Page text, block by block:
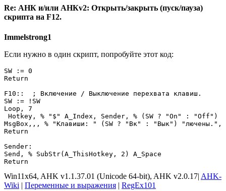
Re: АНК и/или АНКv2: Открыть/закрыть (пуск/пауза)
скрипта на F12.
Immelstrong1
Если нужно в один скрипт, попробуйте этот код:
SW := 0
Return
F10::  ; Включение / Выключение перехвата клавиш.
SW := !SW
Loop, 7
Hotkey, % "$" A_Index, Sender, % (SW ? "On" : "Off")
MsgBox,,, % "Клавиши: " (SW ? "Вк" : "Вык") "лючены.",
Return
Sender:
Send, % SubStr(A_ThisHotkey, 2) A_Space
Return
Win11x64, AHK v1.1.37.01 (Unicode 64-bit), AHK v2.0.17| AHK-
Wiki | Переменные и выражения | RegEx101